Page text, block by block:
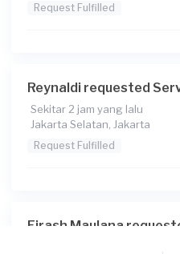
Request Fulfilled
Reynaldi requested
Sekitar 2 jam yang lalu
Jakarta Selatan, Jakarta
Request Fulfilled
Firash Maulana